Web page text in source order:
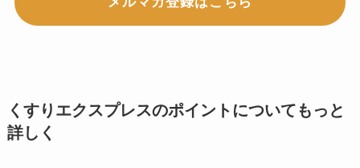
くすりエクスプレスのポイントについてもっと
詳しく